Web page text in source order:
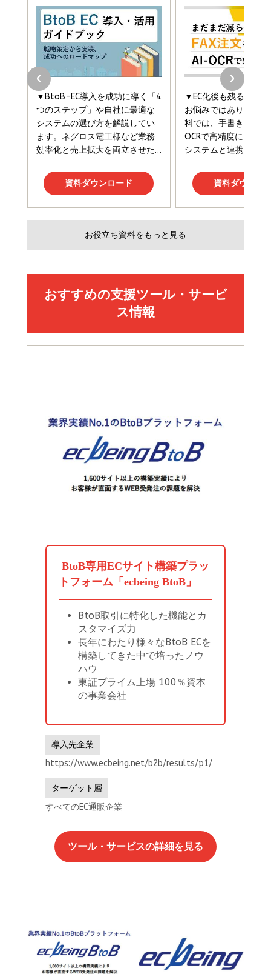
Brand Shift(ブランド・シフト): 「信頼」で選ばれ
る時代の成長戦略
￥2,420
マーケティングの真実 P&G・グリコで学んだ失敗
と成長の法則
￥2,200
Amazonランキングをもっと見る
￥880
ママ投資家が育休中に１億貯めた株式投資
￥1,870
組織の成果を最大化する ルールのデザイン
￥1,980
Amazonランキングをもっと見る
影響力の武器［新版］：人を動かす七つの原理
￥3,190
フィードバック経営 「沈黙の組織」から「高め合う
組織」へ
Amazonランキングをもっと見る